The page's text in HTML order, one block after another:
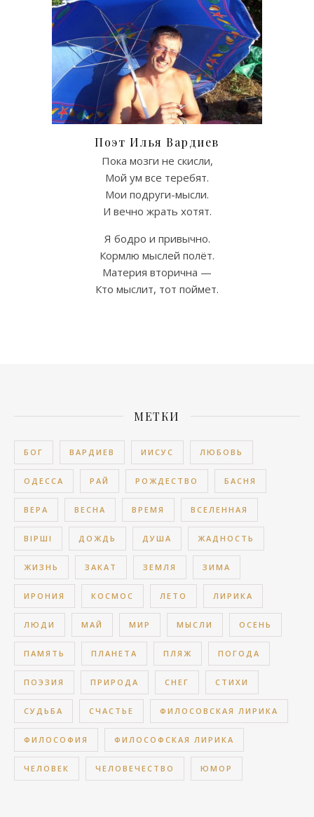
Поэт Илья Вардиев
Пока мозги не скисли,
Мой ум все теребят.
Мои подруги-мысли.
И вечно жрать хотят.
Я бодро и привычно.
Кормлю мыслей полёт.
Материя вторична —
Кто мыслит, тот поймет.
МЕТКИ
БОГ ВАРДИЕВ ИИСУС ЛЮБОВЬ
ОДЕССА РАЙ РОЖДЕСТВО БАСНЯ
ВЕРА ВЕСНА ВРЕМЯ ВСЕЛЕННАЯ
ВІРШІ ДОЖДЬ ДУША ЖАДНОСТЬ
ЖИЗНЬ ЗАКАТ ЗЕМЛЯ ЗИМА
ИРОНИЯ КОСМОС ЛЕТО ЛИРИКА
ЛЮДИ МАЙ МИР МЫСЛИ ОСЕНЬ
ПАМЯТЬ ПЛАНЕТА ПЛЯЖ ПОГОДА
ПОЭЗИЯ ПРИРОДА СНЕГ СТИХИ
СУДЬБА СЧАСТЬЕ ФИЛОСОВСКАЯ ЛИРИКА
ФИЛОСОФИЯ ФИЛОСОФСКАЯ ЛИРИКА
ЧЕЛОВЕК ЧЕЛОВЕЧЕСТВО ЮМОР